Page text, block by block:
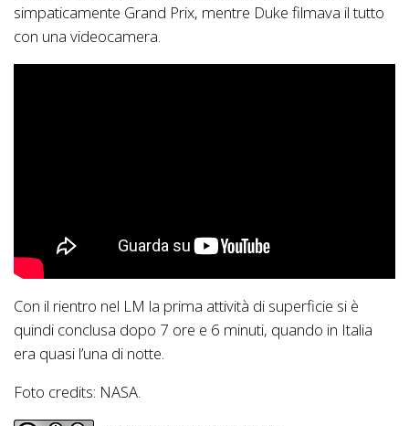
simpaticamente Grand Prix, mentre Duke filmava il tutto
con una videocamera.
Con il rientro nel LM la prima attività di superficie si è
quindi conclusa dopo 7 ore e 6 minuti, quando in Italia
era quasi l’una di notte.
Foto credits: NASA.